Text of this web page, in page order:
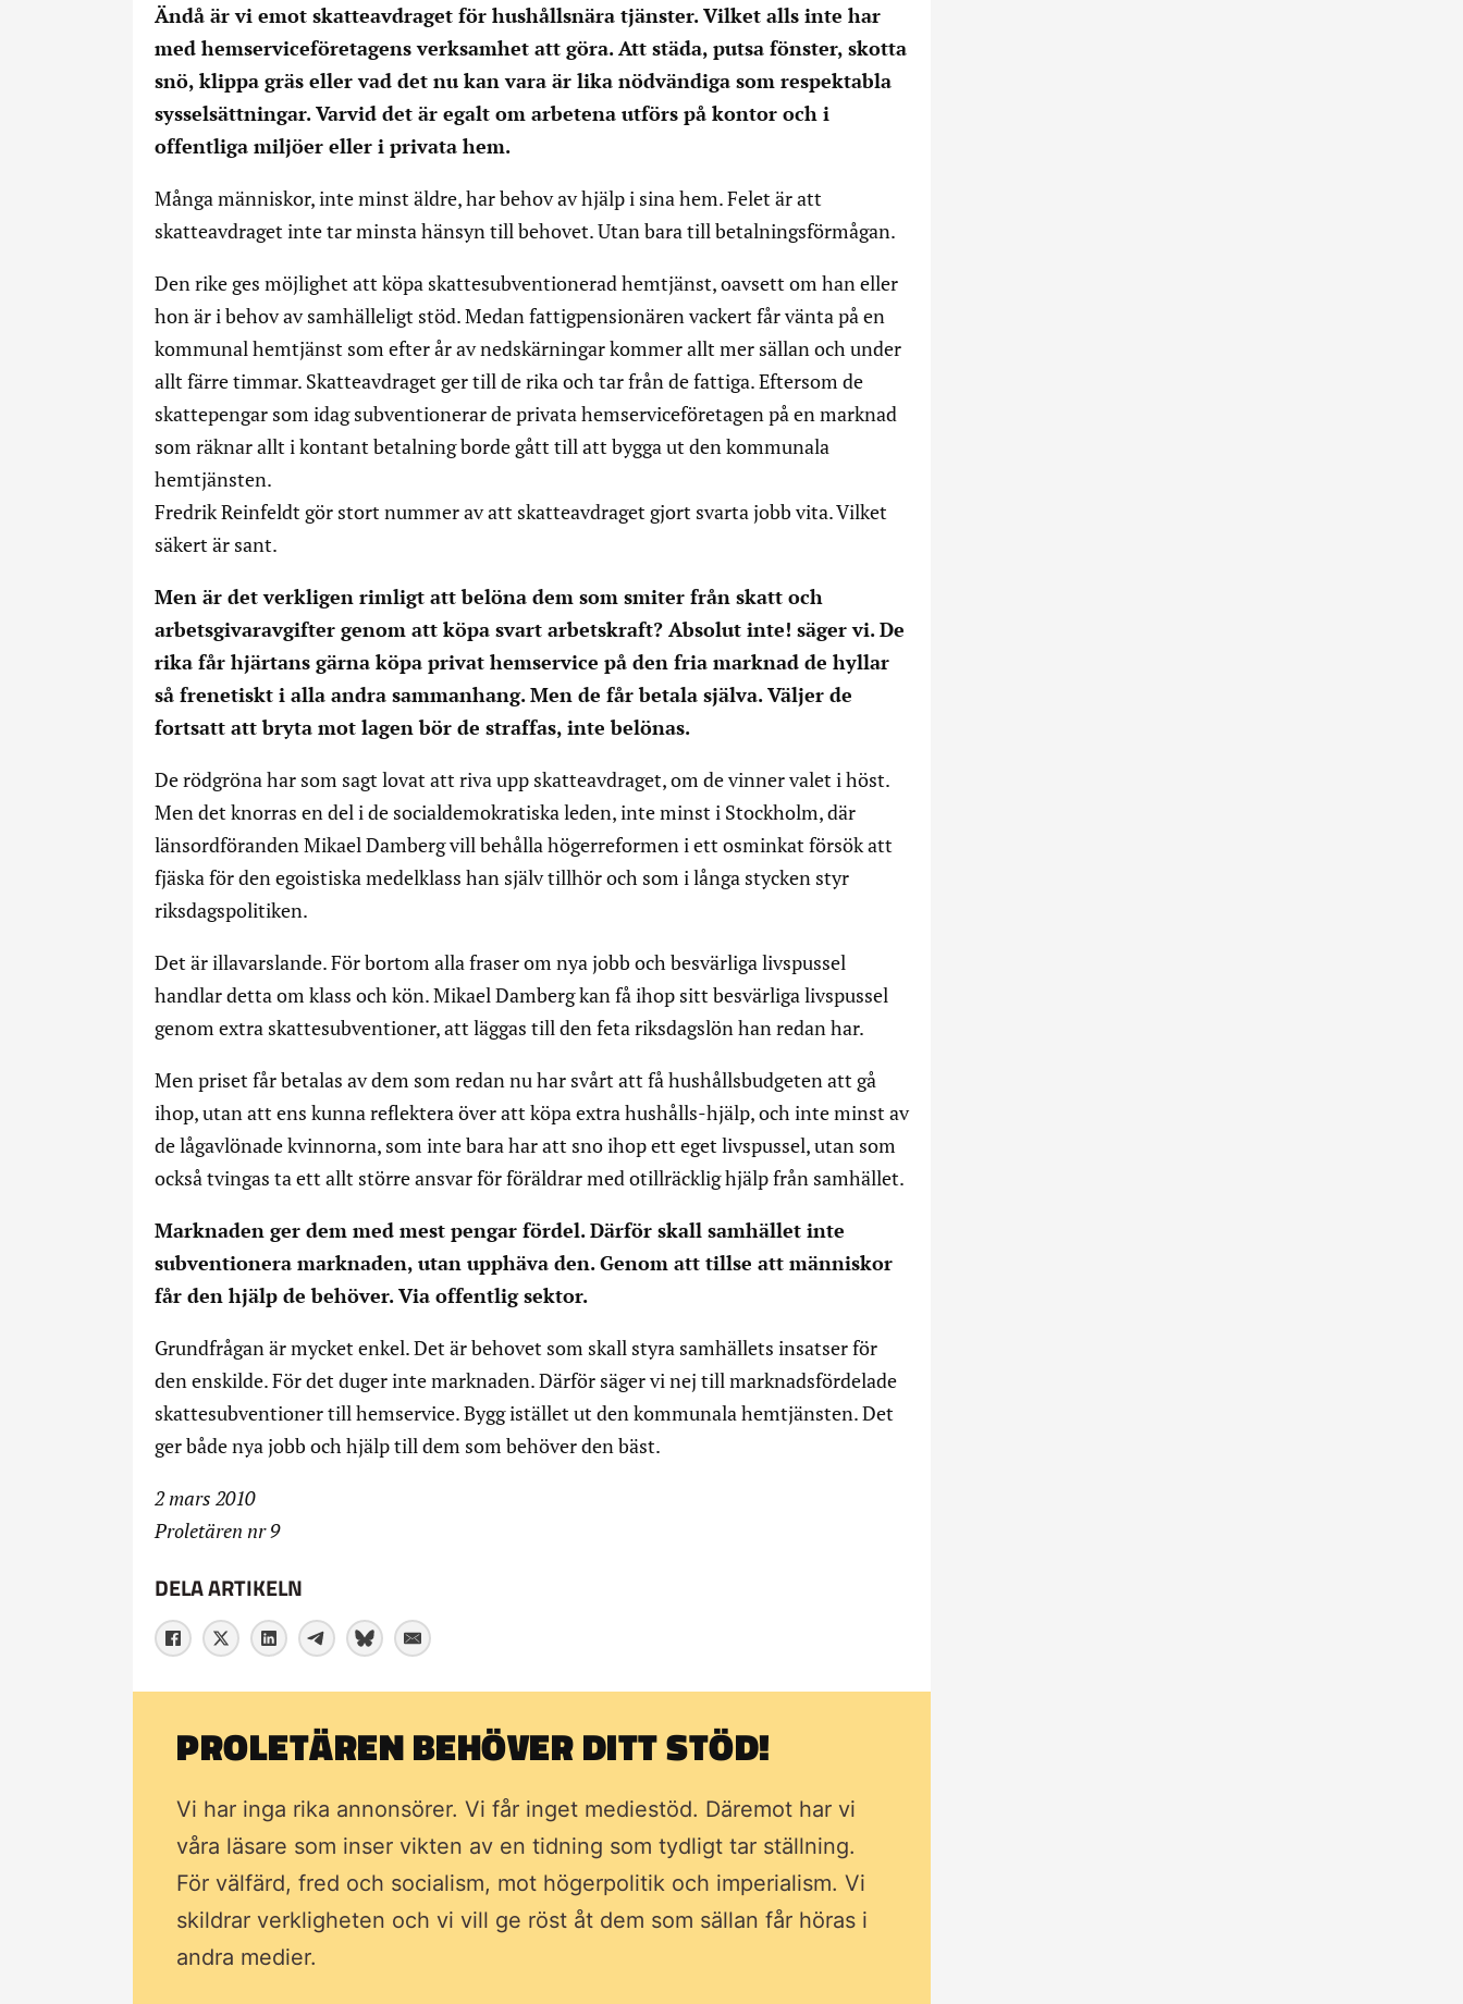
Ändå är vi emot skatteavdraget för hushållsnära tjänster. Vilket alls inte har
med hemserviceföretagens verksamhet att göra. Att städa, putsa fönster, skotta
snö, klippa gräs eller vad det nu kan vara är lika nödvändiga som respektabla
sysselsättningar. Varvid det är egalt om arbetena utförs på kontor och i
offentliga miljöer eller i privata hem.
Många människor, inte minst äldre, har behov av hjälp i sina hem. Felet är att
skatteavdraget inte tar minsta hänsyn till behovet. Utan bara till betalningsförmågan.
Den rike ges möjlighet att köpa skattesubventionerad hemtjänst, oavsett om han eller
hon är i behov av samhälleligt stöd. Medan fattigpensionären vackert får vänta på en
kommunal hemtjänst som efter år av nedskärningar kommer allt mer sällan och under
allt färre timmar. Skatteavdraget ger till de rika och tar från de fattiga. Eftersom de
skattepengar som idag subventionerar de privata hemserviceföretagen på en marknad
som räknar allt i kontant betalning borde gått till att bygga ut den kommunala
hemtjänsten.
Fredrik Reinfeldt gör stort nummer av att skatteavdraget gjort svarta jobb vita. Vilket
säkert är sant.
Men är det verkligen rimligt att belöna dem som smiter från skatt och
arbetsgivaravgifter genom att köpa svart arbetskraft? Absolut inte! säger vi. De
rika får hjärtans gärna köpa privat hemservice på den fria marknad de hyllar
så frenetiskt i alla andra sammanhang. Men de får betala själva. Väljer de
fortsatt att bryta mot lagen bör de straffas, inte belönas.
De rödgröna har som sagt lovat att riva upp skatteavdraget, om de vinner valet i höst.
Men det knorras en del i de socialdemokratiska leden, inte minst i Stockholm, där
länsordföranden Mikael Damberg vill behålla högerreformen i ett osminkat försök att
fjäska för den egoistiska medelklass han själv tillhör och som i långa stycken styr
riksdagspolitiken.
Det är illavarslande. För bortom alla fraser om nya jobb och besvärliga livspussel
handlar detta om klass och kön. Mikael Damberg kan få ihop sitt besvärliga livspussel
genom extra skattesubventioner, att läggas till den feta riksdagslön han redan har.
Men priset får betalas av dem som redan nu har svårt att få hushållsbudgeten att gå
ihop, utan att ens kunna reflektera över att köpa extra hushålls-hjälp, och inte minst av
de lågavlönade kvinnorna, som inte bara har att sno ihop ett eget livspussel, utan som
också tvingas ta ett allt större ansvar för föräldrar med otillräcklig hjälp från samhället.
Marknaden ger dem med mest pengar fördel. Därför skall samhället inte
subventionera marknaden, utan upphäva den. Genom att tillse att människor
får den hjälp de behöver. Via offentlig sektor.
Grundfrågan är mycket enkel. Det är behovet som skall styra samhällets insatser för
den enskilde. För det duger inte marknaden. Därför säger vi nej till marknadsfördelade
skattesubventioner till hemservice. Bygg istället ut den kommunala hemtjänsten. Det
ger både nya jobb och hjälp till dem som behöver den bäst.
2 mars 2010
Proletären nr 9
DELA ARTIKELN
PROLETÄREN BEHÖVER DITT STÖD!
Vi har inga rika annonsörer. Vi får inget mediestöd. Däremot har vi
våra läsare som inser vikten av en tidning som tydligt tar ställning.
För välfärd, fred och socialism, mot högerpolitik och imperialism. Vi
skildrar verkligheten och vi vill ge röst åt dem som sällan får höras i
andra medier.